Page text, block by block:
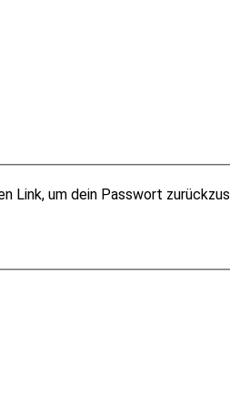
Link, um dein Passwort